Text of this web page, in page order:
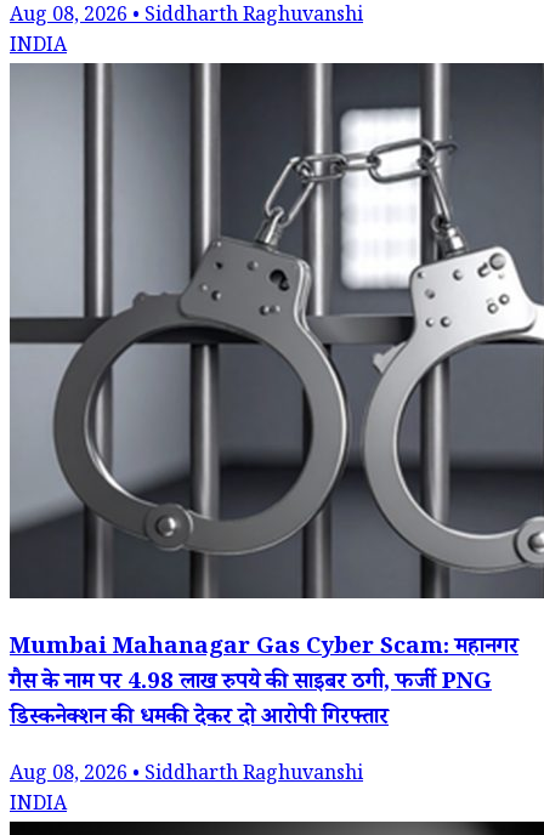
Aug 08, 2026 • Siddharth Raghuvanshi
INDIA
Mumbai Mahanagar Gas Cyber Scam: महानगर
गैस के नाम पर 4.98 लाख रुपये की साइबर ठगी, फर्जी PNG
डिस्कनेक्शन की धमकी देकर दो आरोपी गिरफ्तार
Aug 08, 2026 • Siddharth Raghuvanshi
INDIA